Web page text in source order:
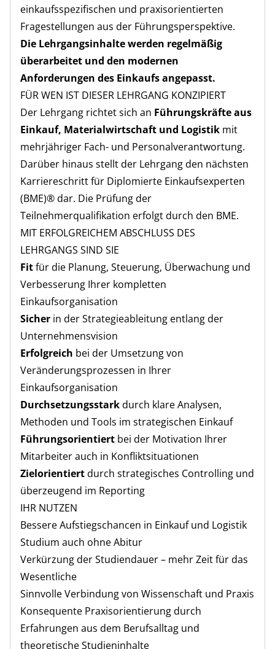
einkaufsspezifischen und praxisorientierten
Fragestellungen aus der Führungsperspektive.
Die Lehrgangsinhalte werden regelmäßig
überarbeitet und den modernen
Anforderungen des Einkaufs angepasst.
FÜR WEN IST DIESER LEHRGANG KONZIPIERT
Der Lehrgang richtet sich an Führungskräfte aus
Einkauf, Materialwirtschaft und Logistik mit
mehrjähriger Fach- und Personalverantwortung.
Darüber hinaus stellt der Lehrgang den nächsten
Karriereschritt für Diplomierte Einkaufsexperten
(BME)® dar. Die Prüfung der
Teilnehmerqualifikation erfolgt durch den BME.
MIT ERFOLGREICHEM ABSCHLUSS DES
LEHRGANGS SIND SIE
Fitfür die Planung, Steuerung, Überwachung und
Verbesserung Ihrer kompletten
Einkaufsorganisation
Sicher in der Strategieableitung entlang der
Unternehmensvision
Erfolgreich bei der Umsetzung von
Veränderungsprozessen in Ihrer
Einkaufsorganisation
Durchsetzungsstarkdurch klare Analysen,
Methoden und Tools im strategischen Einkauf
Führungsorientiert bei der Motivation Ihrer
Mitarbeiter auch in Konfliktsituationen
Zielorientiertdurch strategisches Controlling und
überzeugend im Reporting
IHR NUTZEN
Bessere Aufstiegschancen in Einkauf und Logistik
Studium auch ohne Abitur
Verkürzung der Studiendauer – mehr Zeit für das
Wesentliche
Sinnvolle Verbindung von Wissenschaft und Praxis
Konsequente Praxisorientierung durch
Erfahrungen aus dem Berufsalltag und
theoretische Studieninhalte